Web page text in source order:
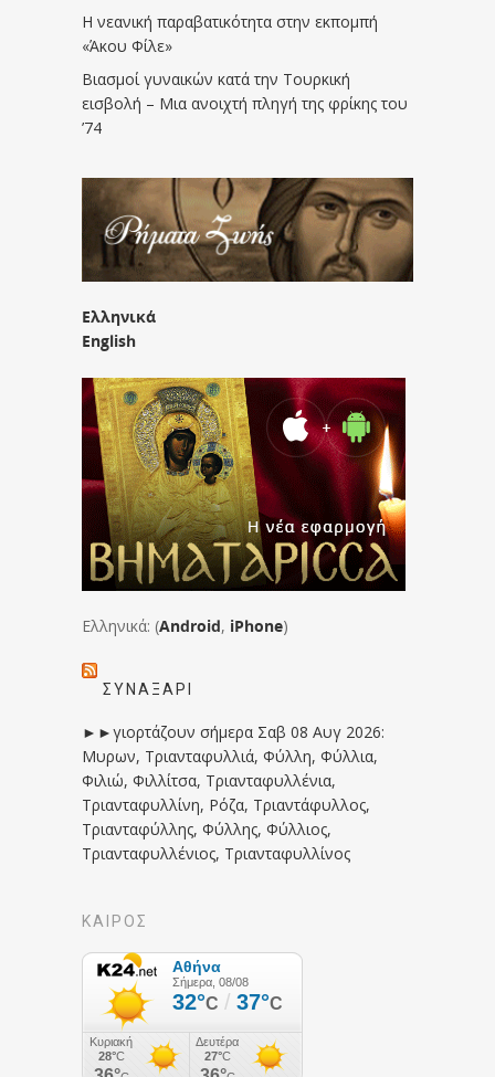
Η νεανική παραβατικότητα στην εκπομπή
«Άκου Φίλε»
Βιασμοί γυναικών κατά την Τουρκική
εισβολή – Μια ανοιχτή πληγή της φρίκης του
’74
Ελληνικά
English
Ελληνικά: (Android, iPhone)
ΣΥΝΑΞΆΡΙ
►►γιορτάζουν σήμερα Σαβ 08 Αυγ 2026:
Μυρων, Τριανταφυλλιά, Φύλλη, Φύλλια,
Φιλιώ, Φιλλίτσα, Τριανταφυλλένια,
Τριανταφυλλίνη, Ρόζα, Τριαντάφυλλος,
Τριανταφύλλης, Φύλλης, Φύλλιος,
Τριανταφυλλένιος, Τριανταφυλλίνος
ΚΑΙΡΟΣ